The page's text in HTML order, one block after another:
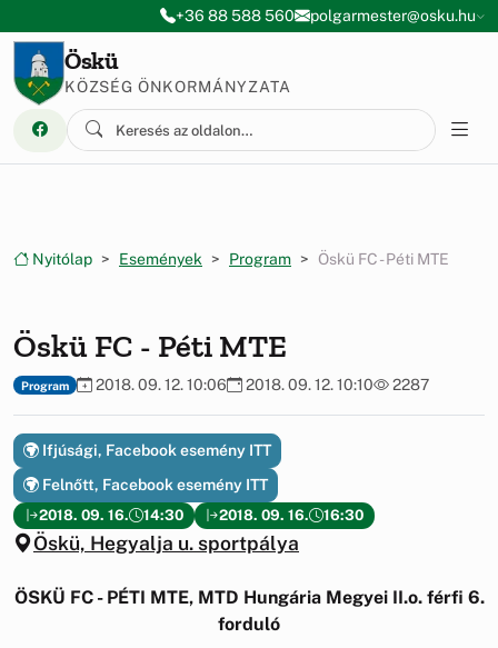
Ugrás a menüre
Ugrás a tartalomra+36 88 588 560 polgarmester@osku.hu
Öskü
KÖZSÉG ÖNKORMÁNYZATA
Nyitólap Események Program Öskü FC - Péti MTE
Öskü FC - Péti MTE
Program 2018. 09. 12. 10:06 2018. 09. 12. 10:10 2287
2018. 09. 16. 14:30 2018. 09. 16. 16:30
Öskü, Hegyalja u. sportpálya
Ifjúsági, Facebook esemény ITT
Felnőtt, Facebook esemény ITT
ÖSKÜ FC - PÉTI MTE, MTD Hungária Megyei II.o. férfi 6.
forduló